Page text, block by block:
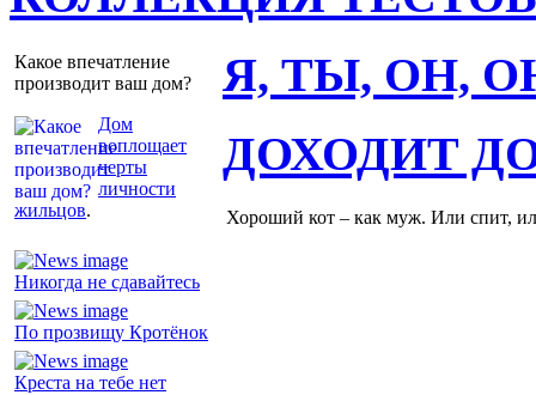
Какое впечатление
производит ваш дом?
Дом
воплощает
черты
личности
жильцов.
Я, ТЫ, ОН,
Никогда не сдавайтесь
По прозвищу Кротёнок
Креста на тебе нет
ДОХОДИТ
Хороший кот – как муж. Или спит,